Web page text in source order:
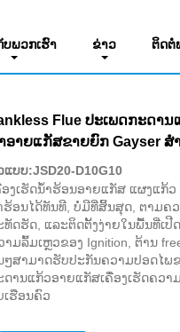
ບ​ພວກ​ເຮົາ ຂ່າວ ຕິດຕໍ່
Flue ປະເພດກະດາ
ອາຍແກັສຂາຍຍົກ Gayser ສໍ
ແບບ:JSD20-D10G10
ອງເຮັດນ້ຳຮ້ອນອາຍແກັສ ແຜງແກ້
ຮ້ອນໄດ້ທັນທີ, ບໍ່ມີທີ່ສິ້ນສຸດ, ຕາມຄ
ທັດຮັດ, ແລະຕິດຕັ້ງງ່າຍໃນພື້ນທີ່ເປີ
າມລົ້ມເຫຼວຂອງ Ignition, ຕ້ານ
ໆສາມາດຮັບປະກັນຄວາມປອດໄພຂ
ດານແກ້ວອາຍແກັສເຄື່ອງເຮັດຄວ
ເຮືອນຄົວ